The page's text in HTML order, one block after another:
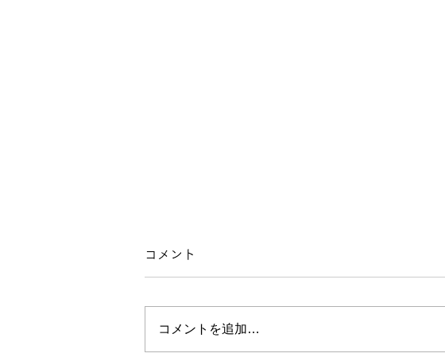
コメント
コメントを追加…